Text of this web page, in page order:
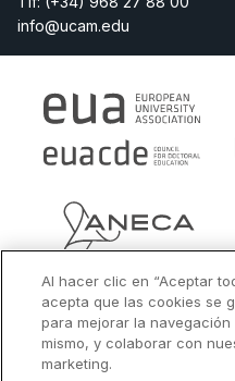
info@ucam.edu
Al hacer clic en “Aceptar
acepta que las cookies se
para mejorar la
mismo, y colaborar con
marketing.